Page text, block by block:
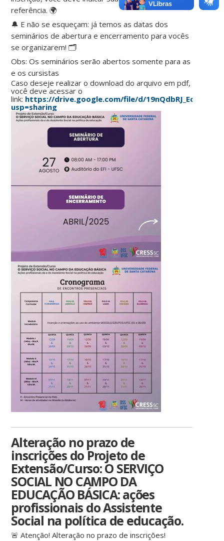
referência. 🌍
🔔 E não se esqueçam: já temos as datas dos
seminários de abertura e encerramento para vocês
se organizarem! 🗂
Obs: Os seminários serão abertos somente para as
e os cursistas
Caso deseje realizar o download do arquivo em pdf,
você deve acessar o
link: https://drive.google.com/file/d/
usp=sharing
Alteração no prazo de
inscrições do Projeto de
Extensão/Curso: O SERVIÇO
SOCIAL NO CAMPO DA
EDUCAÇÃO BÁSICA: ações
profissionais do Assistente
Social na política de educação.
🚨 Atenção! Alteração no prazo de inscrições!